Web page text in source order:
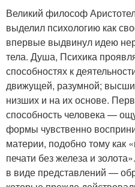
Великий философ
выделил психологию как
впервые выдвинул идею
тела. Душа, Психика
способностях к
движущей, разумной;
низших и на их основе.
способность человека —
формы чувственно
материи, подобно тому как
печати без железа и
в виде представлений —